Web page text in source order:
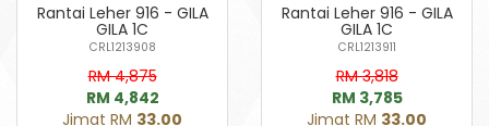
Rantai Leher 916 - GILA
GILA 1C
CRL1213908
RM 4,875
RM 4,842
Jimat RM 33.00
Rantai Leher 916 - GILA
GILA 1C
CRL1213911
RM 3,818
RM 3,785
Jimat RM 33.00